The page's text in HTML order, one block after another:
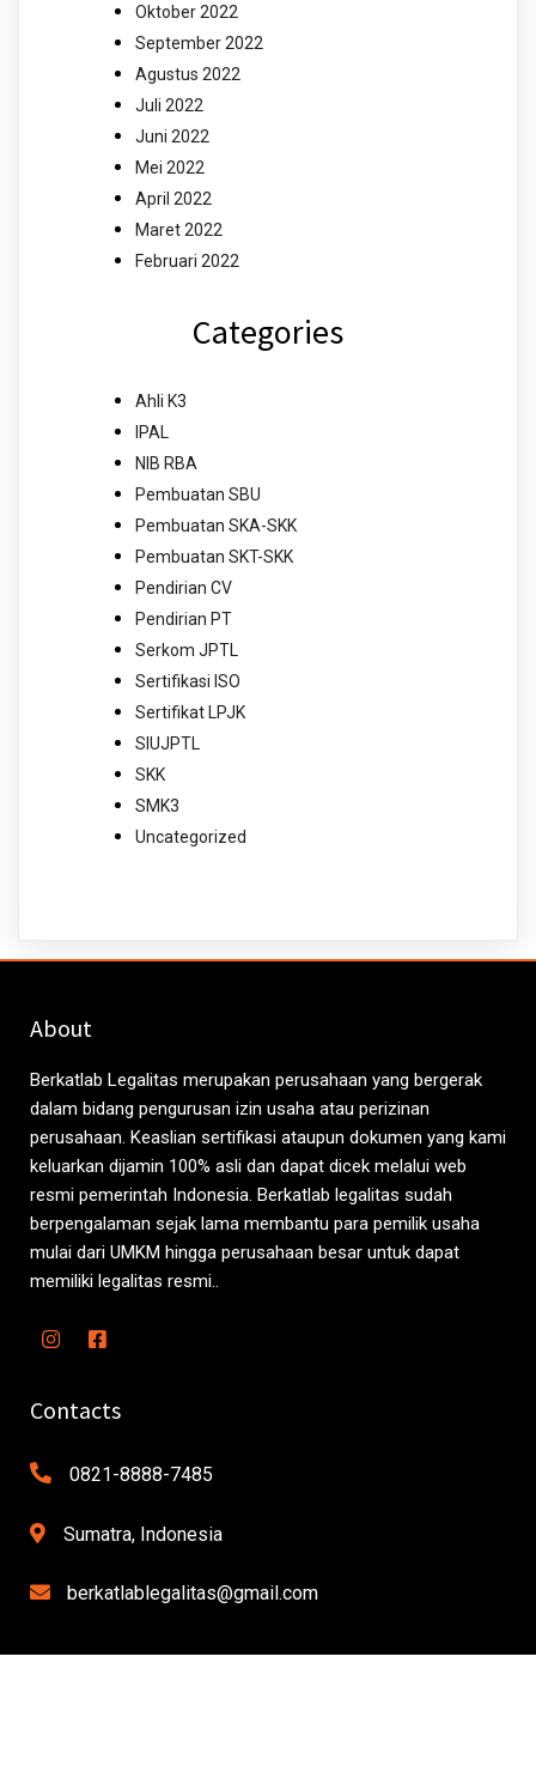
Oktober 2022
September 2022
Agustus 2022
Juli 2022
Juni 2022
Mei 2022
April 2022
Maret 2022
Februari 2022
Categories
Ahli K3
IPAL
NIB RBA
Pembuatan SBU
Pembuatan SKA-SKK
Pembuatan SKT-SKK
Pendirian CV
Pendirian PT
Serkom JPTL
Sertifikasi ISO
Sertifikat LPJK
SIUJPTL
SKK
SMK3
Uncategorized
About
Berkatlab Legalitas merupakan perusahaan yang bergerak
dalam bidang pengurusan izin usaha atau perizinan
perusahaan. Keaslian sertifikasi ataupun dokumen yang kami
keluarkan dijamin 100% asli dan dapat dicek melalui web
resmi pemerintah Indonesia. Berkatlab legalitas sudah
berpengalaman sejak lama membantu para pemilik usaha
mulai dari UMKM hingga perusahaan besar untuk dapat
memiliki legalitas resmi..
Contacts
0821-8888-7485
Sumatra, Indonesia
berkatlablegalitas@gmail.com